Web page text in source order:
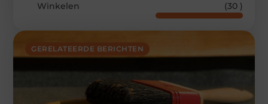
GERELATEERDE BERICHTEN
Winkelen
(30 )